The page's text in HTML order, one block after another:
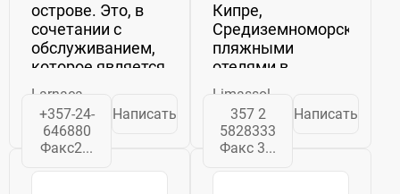
острове. Это, в
сочетании с
обслуживанием,
которое является
столь же
сдержанным,
сколь и
внимательным,
естественным
Larnaca
+357-24-
646880
Факс2...
Написать
Кипре,
Средиземноморскими
пляжными
отелями в
Лимассоле и
отелем Elysium в
Пафосе.
Limassol
357 2
5828333
Факс 3...
Написать